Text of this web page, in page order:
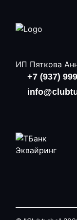
ИП Пяткова
+7 (937)